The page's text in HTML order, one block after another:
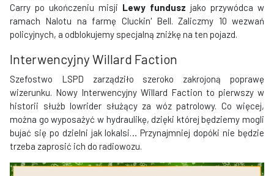
Carry po ukończeniu misji Lewy fundusz jako przywódca w
ramach Nalotu na farmę Cluckin' Bell. Zaliczmy 10 wezwań
policyjnych, a odblokujemy specjalną zniżkę na ten pojazd.
Interwencyjny Willard Faction
Szefostwo LSPD zarządziło szeroko zakrojoną poprawę
wizerunku. Nowy Interwencyjny Willard Faction to pierwszy w
historii służb lowrider służący za wóz patrolowy. Co więcej,
można go wyposażyć w hydraulikę, dzięki której będziemy mogli
bujać się po dzielni jak lokalsi… Przynajmniej dopóki nie będzie
trzeba zaprosić ich do radiowozu.